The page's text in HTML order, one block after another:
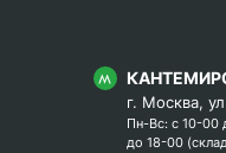
г. Москва,
Пн-Вс: с 10-00
до 18-00